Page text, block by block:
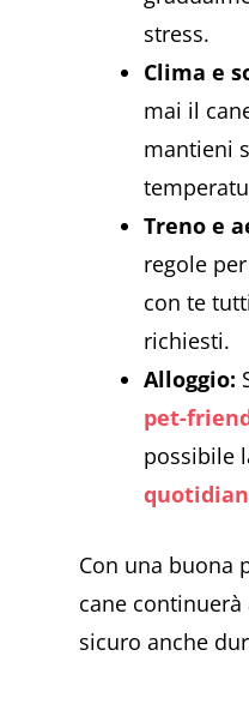
stress.
Clima e
mai il
mantieni
Treno e
regole
con te
richiesti.
Alloggio:
pet-
possibile
Con una buona
cane continuerà
sicuro anche